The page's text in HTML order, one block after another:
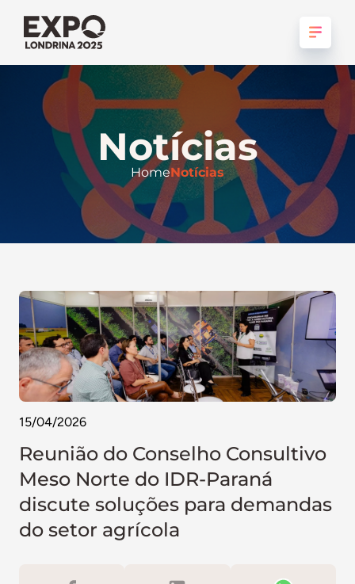
Notícias
HomeNotícias
15/04/2026
Reunião do Conselho Consultivo
Meso Norte do IDR-Paraná
discute soluções para demandas
do setor agrícola